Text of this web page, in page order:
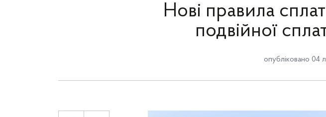
Нові правила
подвійної
опубліковано 04